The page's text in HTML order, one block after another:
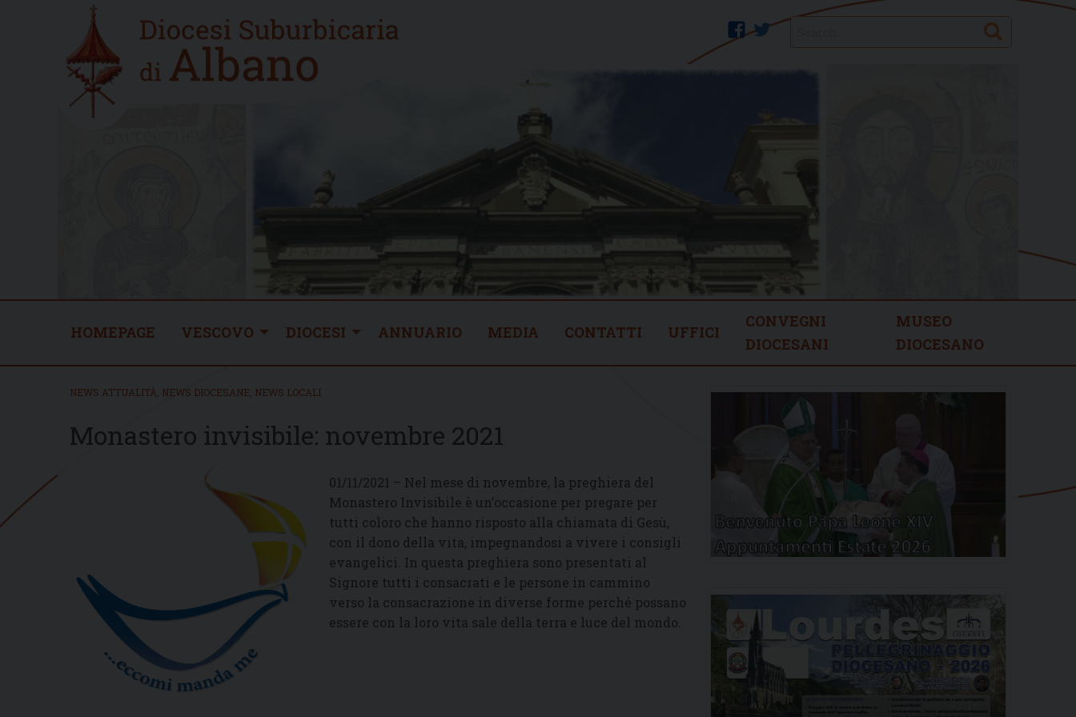
Home
new
twitter
facebook Search
HOMEPAGE VESCOVO DIOCESI ANNUARIO MEDIA CONTATTI UFFICI
CONVEGNI
DIOCESANI
MUSEO
DIOCESANO
NEWS ATTUALITÀ NEWS DIOCESANE NEWS LOCALI
Monastero invisibile: novembre 2021
01/11/2021 – Nel mese di novembre, la preghiera del
Monastero Invisibile è un’occasione per pregare per
tutti coloro che hanno risposto alla chiamata di Gesù,
con il dono della vita, impegnandosi a vivere i consigli
evangelici. In questa preghiera sono presentati al
Signore tutti i consacrati e le persone in cammino
verso la consacrazione in diverse forme perché possano
essere con la loro vita sale della terra e luce del mondo.